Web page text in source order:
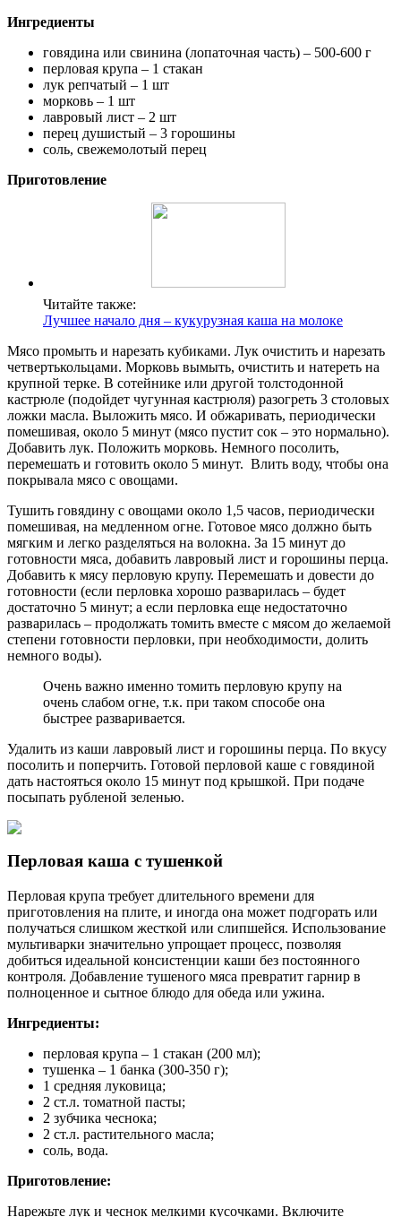
Ингредиенты
говядина или свинина (лопаточная часть) – 500-600 г
перловая крупа – 1 стакан
лук репчатый – 1 шт
морковь – 1 шт
лавровый лист – 2 шт
перец душистый – 3 горошины
соль, свежемолотый перец
Приготовление
Читайте также:
Лучшее начало дня – кукурузная каша на молоке
Мясо промыть и нарезать кубиками. Лук очистить и нарезать
четвертькольцами. Морковь вымыть, очистить и натереть на
крупной терке. В сотейнике или другой толстодонной
кастрюле (подойдет чугунная кастрюля) разогреть 3 столовых
ложки масла. Выложить мясо. И обжаривать, периодически
помешивая, около 5 минут (мясо пустит сок – это нормально).
Добавить лук. Положить морковь. Немного посолить,
перемешать и готовить около 5 минут. Влить воду, чтобы она
покрывала мясо с овощами.
Тушить говядину с овощами около 1,5 часов, периодически
помешивая, на медленном огне. Готовое мясо должно быть
мягким и легко разделяться на волокна. За 15 минут до
готовности мяса, добавить лавровый лист и горошины перца.
Добавить к мясу перловую крупу. Перемешать и довести до
готовности (если перловка хорошо разварилась – будет
достаточно 5 минут; а если перловка еще недостаточно
разварилась – продолжать томить вместе с мясом до желаемой
степени готовности перловки, при необходимости, долить
немного воды).
Очень важно именно томить перловую крупу на
очень слабом огне, т.к. при таком способе она
быстрее разваривается.
Удалить из каши лавровый лист и горошины перца. По вкусу
посолить и поперчить. Готовой перловой каше с говядиной
дать настояться около 15 минут под крышкой. При подаче
посыпать рубленой зеленью.
Перловая каша с тушенкой
Перловая крупа требует длительного времени для
приготовления на плите, и иногда она может подгорать или
получаться слишком жесткой или слипшейся. Использование
мультиварки значительно упрощает процесс, позволяя
добиться идеальной консистенции каши без постоянного
контроля. Добавление тушеного мяса превратит гарнир в
полноценное и сытное блюдо для обеда или ужина.
Ингредиенты:
перловая крупа – 1 стакан (200 мл);
тушенка – 1 банка (300-350 г);
1 средняя луковица;
2 ст.л. томатной пасты;
2 зубчика чеснока;
2 ст.л. растительного масла;
соль, вода.
Приготовление:
Нарежьте лук и чеснок мелкими кусочками. Включите